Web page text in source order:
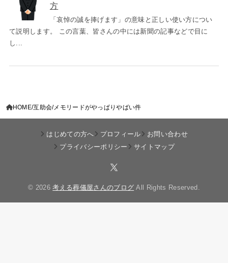
方
「哀悼の誠を捧げます」の意味と正しい使い方につい
て説明します。 この言葉、皆さんの中には新聞の記事などで目に
し...
HOME 互助会 メモリードがやっぱりやばい件
はじめての方へ プロフィール
お問い合わせ
プライバシーポリシー
サイトマップ
© 2026考える葬儀屋さんのブログ All Rights Reserved.